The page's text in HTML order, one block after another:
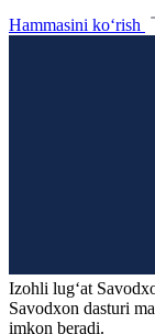
Hammasini ko‘rish
Izohli lugʻat
Savodxon dasturi
imkon beradi.